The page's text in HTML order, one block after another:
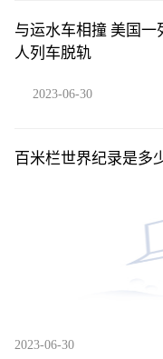
与运水车相撞 美国一
人列车脱轨
2023-06-30
百米栏世界纪录是多
2023-06-30